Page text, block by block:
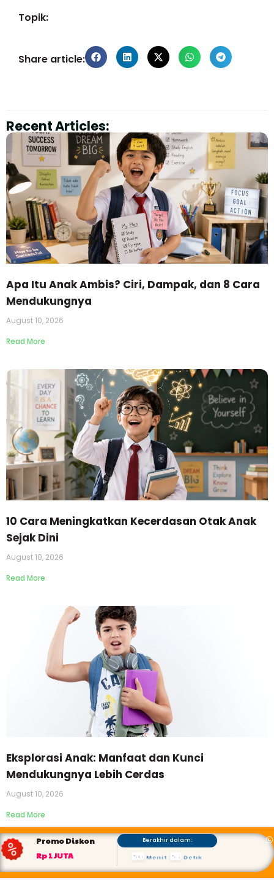
Topik:
Share article:
Recent Articles:
Apa Itu Anak Ambis? Ciri, Dampak, dan 8 Cara
Mendukungnya
August 10, 2026
Read More
10 Cara Meningkatkan Kecerdasan Otak Anak
Sejak Dini
August 10, 2026
Read More
Eksplorasi Anak: Manfaat dan Kunci
Mendukungnya Lebih Cerdas
August 10, 2026
Read More
Promo Diskon
Rp 1 JUTA
Berakhir dalam:
56 Menit : 52 Detik